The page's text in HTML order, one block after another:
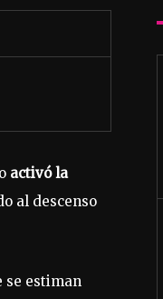
activó la
al descenso
se estiman